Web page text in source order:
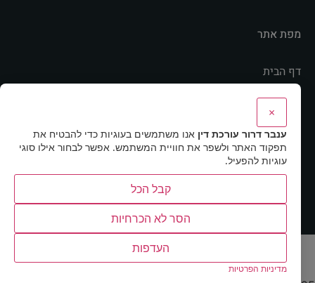
מפת אתר
דף הבית
אודות
מהתקשורת
תחומי התמחות
מאמרים ותוכנית רדיו
האתר עוצב ונבנה ע"י סמרט-ווב
×
ענבר דרור עורכת דין אנו משתמשים בעוגיות כדי להבטיח את
תפקוד האתר ולשפר את חוויית המשתמש. אפשר לבחור אילו סוגי
עוגיות להפעיל.
קבל הכל
הסר לא הכרחיות
העדפות
מדיניות הפרטיות